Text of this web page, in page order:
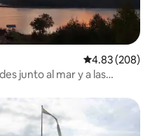
Calificación
4.83 (208)
junto al mar y a las